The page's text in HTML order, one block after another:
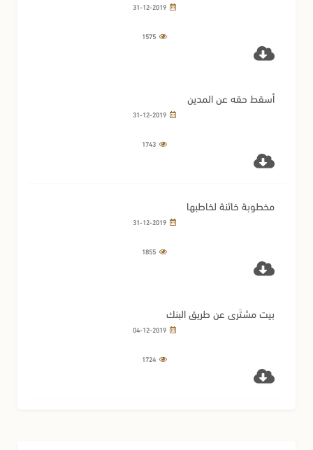
31-12-2019
1575
أسقط حقه عن المدين
31-12-2019
1743
مخطوبة خائنة لخاطبها
31-12-2019
1855
بيت مشتَرى عن طريق البنك
04-12-2019
1724